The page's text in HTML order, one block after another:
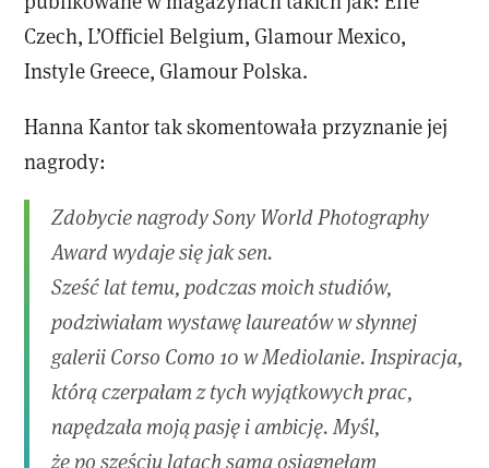
Czech, L’Officiel Belgium, Glamour Mexico,
Instyle Greece, Glamour Polska.
​Hanna Kantor tak skomentowała przyznanie jej
nagrody:
Zdobycie nagrody Sony World Photography
Award wydaje się jak sen.
​Sześć lat temu, podczas moich studiów,
podziwiałam wystawę laureatów w słynnej
galerii Corso Como 10 w Mediolanie. Inspiracja,
którą czerpałam z tych wyjątkowych prac,
napędzała moją pasję i ambicję. Myśl,
że po sześciu latach sama osiągnęłam